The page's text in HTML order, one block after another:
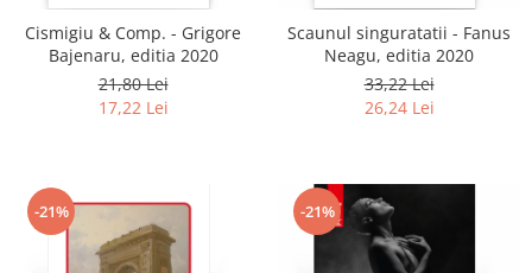
Cismigiu & Comp. - Grigore
Bajenaru, editia 2020
21,80 Lei
17,22 Lei
Scaunul singuratatii - Fanus
Neagu, editia 2020
33,22 Lei
26,24 Lei
-21% -21%